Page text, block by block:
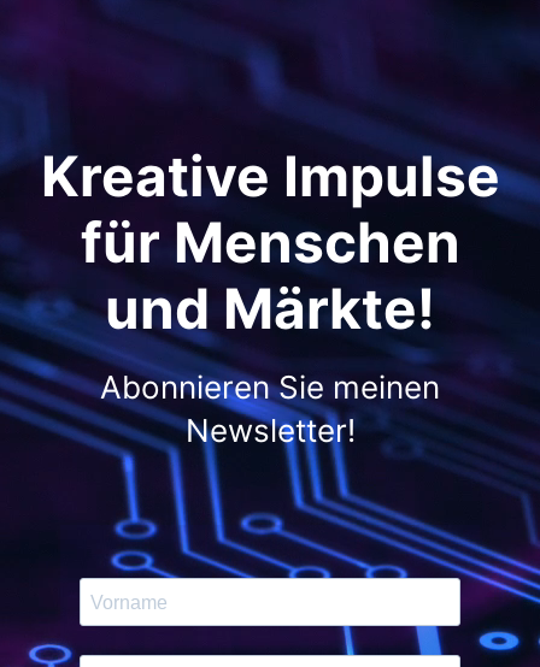
Kreative Impulse
für Menschen
und Märkte!
Abonnieren Sie meinen
Newsletter!